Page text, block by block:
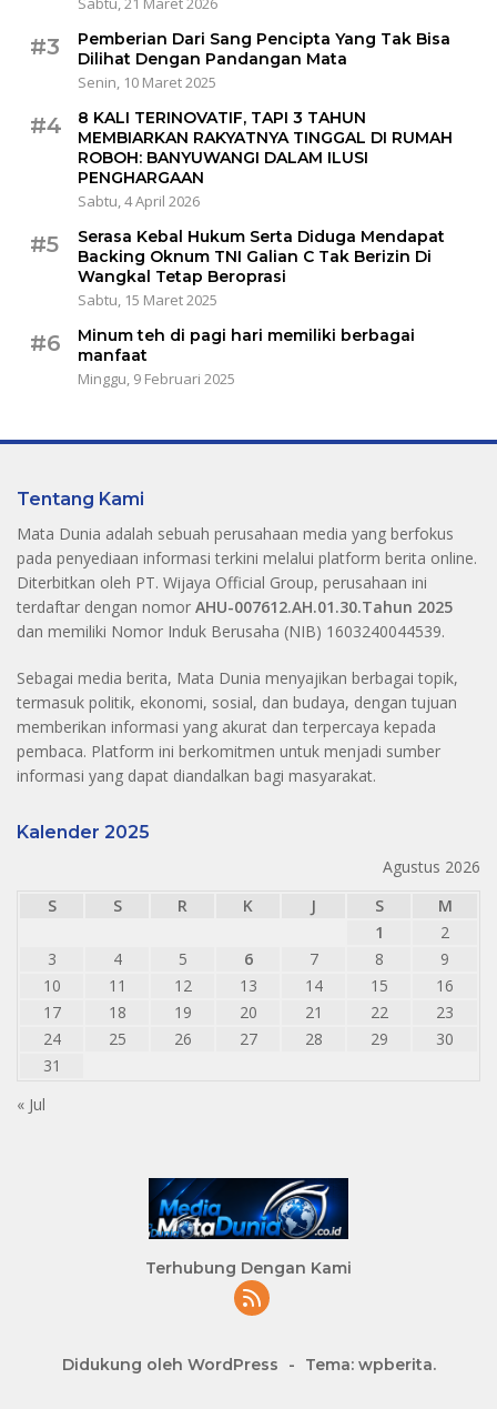
#3
Pemberian Dari Sang Pencipta Yang Tak Bisa
Dilihat Dengan Pandangan Mata
Senin, 10 Maret 2025
#4
8 KALI TERINOVATIF, TAPI 3 TAHUN
MEMBIARKAN RAKYATNYA TINGGAL DI RUMAH
ROBOH: BANYUWANGI DALAM ILUSI
PENGHARGAAN
Sabtu, 4 April 2026
#5
Serasa Kebal Hukum Serta Diduga Mendapat
Backing Oknum TNI Galian C Tak Berizin Di
Wangkal Tetap Beroprasi
Sabtu, 15 Maret 2025
#6
Minum teh di pagi hari memiliki berbagai
manfaat
Minggu, 9 Februari 2025
Tentang Kami
Mata Dunia adalah sebuah perusahaan media yang berfokus
pada penyediaan informasi terkini melalui platform berita online.
Diterbitkan oleh PT. Wijaya Official Group, perusahaan ini
terdaftar dengan nomor AHU-007612.AH.01.30.Tahun 2025
dan memiliki Nomor Induk Berusaha (NIB) 1603240044539.
Sebagai media berita, Mata Dunia menyajikan berbagai topik,
termasuk politik, ekonomi, sosial, dan budaya, dengan tujuan
memberikan informasi yang akurat dan terpercaya kepada
pembaca. Platform ini berkomitmen untuk menjadi sumber
informasi yang dapat diandalkan bagi masyarakat.
Kalender 2025
Agustus 2026
S
S R K J S
M
1
2
3
4 5 6 7 8
9
10
11 12 13 14 15
16
17
18 19 20 21 22
23
24
25 26 27 28 29
30
31
« Jul
Terhubung Dengan Kami
Didukung oleh WordPress - Tema: wpberita.